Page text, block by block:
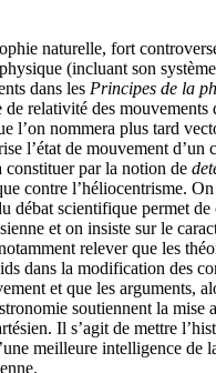
naturelle, fort
(incluant son
dans les Principes de la
relativité des mouvements
l’on nommera plus tard
l’état de mouvement d’un
constituer par la notion de
contre l’héliocentrisme.
débat scientifique permet de
et on insiste sur le
relever que les
dans la modification des
et que les arguments,
soutiennent la mise
Il s’agit de mettre
meilleure intelligence de